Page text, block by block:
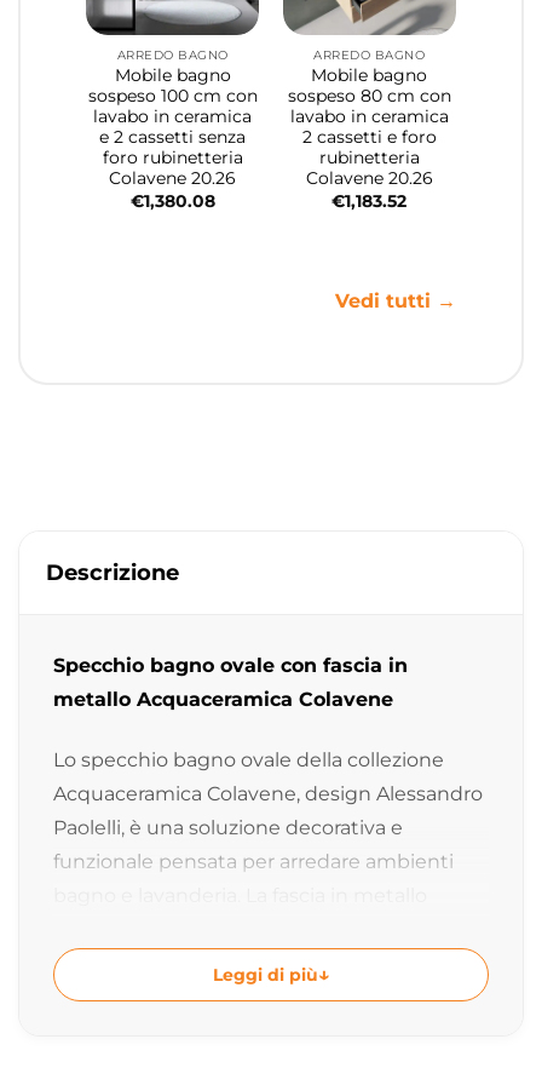
ARREDO BAGNO
Mobile bagno
sospeso 100 cm con
lavabo in ceramica
e 2 cassetti senza
foro rubinetteria
Colavene 20.26
€1,380.08
ARREDO BAGNO
Mobile bagno
sospeso 80 cm con
lavabo in ceramica
2 cassetti e foro
rubinetteria
Colavene 20.26
€1,183.52
Vedi tutti →
Descrizione
Specchio bagno ovale con fascia in
metallo Acquaceramica Colavene
Lo specchio bagno ovale della collezione
Acquaceramica Colavene, design Alessandro
Paolelli, è una soluzione decorativa e
funzionale pensata per arredare ambienti
contemporaneo, perfetto per progetti di
arredo ricercati.
Leggi di più